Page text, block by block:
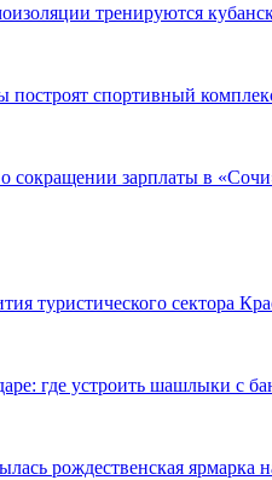
тренируются
спортивный
сокращении зарплаты в
туристического сектора
где устроить шашлыки с
рождественская